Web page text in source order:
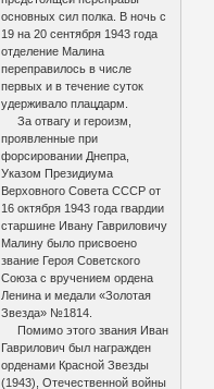
основных сил полка. В ночь с
19 на 20 сентября 1943 года
отделение Малина
переправилось в числе
первых и в течение суток
удерживало плацдарм.
За отвагу и героизм,
проявленные при
форсировании Днепра,
Указом Президиума
Верховного Совета СССР от
16 октября 1943 года гвардии
старшине Ивану Гавриловичу
Малину было присвоено
звание Героя Советского
Союза с вручением ордена
Ленина и медали «Золотая
Звезда» №1814.
Помимо этого звания Иван
Гаврилович был награжден
орденами Красной Звезды
(1943), Отечественной войны